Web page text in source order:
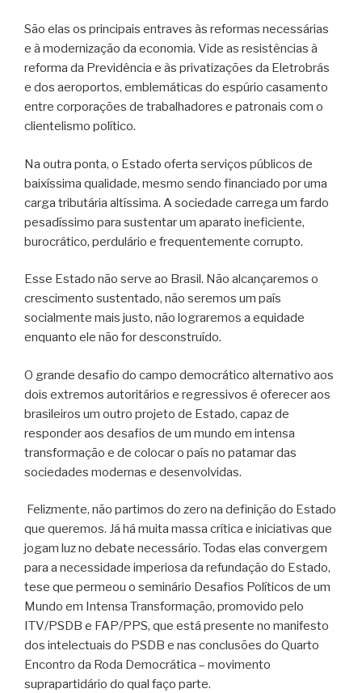
São elas os principais entraves às reformas necessárias
e à modernização da economia. Vide as resistências à
reforma da Previdência e às privatizações da Eletrobrás
e dos aeroportos, emblemáticas do espúrio casamento
entre corporações de trabalhadores e patronais com o
clientelismo político.
Na outra ponta, o Estado oferta serviços públicos de
baixíssima qualidade, mesmo sendo financiado por uma
carga tributária altíssima. A sociedade carrega um fardo
pesadíssimo para sustentar um aparato ineficiente,
burocrático, perdulário e frequentemente corrupto.
Esse Estado não serve ao Brasil. Não alcançaremos o
crescimento sustentado, não seremos um país
socialmente mais justo, não lograremos a equidade
enquanto ele não for desconstruído.
O grande desafio do campo democrático alternativo aos
dois extremos autoritários e regressivos é oferecer aos
brasileiros um outro projeto de Estado, capaz de
responder aos desafios de um mundo em intensa
transformação e de colocar o país no patamar das
sociedades modernas e desenvolvidas.
Felizmente, não partimos do zero na definição do Estado
que queremos. Já há muita massa crítica e iniciativas que
jogam luz no debate necessário. Todas elas convergem
para a necessidade imperiosa da refundação do Estado,
tese que permeou o seminário Desafios Políticos de um
Mundo em Intensa Transformação, promovido pelo
ITV/PSDB e FAP/PPS, que está presente no manifesto
dos intelectuais do PSDB e nas conclusões do Quarto
Encontro da Roda Democrática – movimento
suprapartidário do qual faço parte.